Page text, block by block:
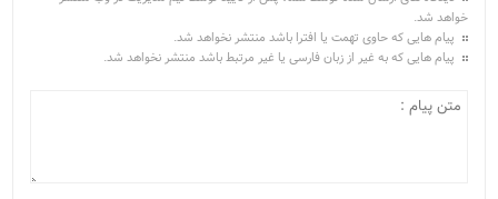
خواهد شد.
پیام هایی که حاوی تهمت یا افترا باشد منتشر نخواهد شد.
پیام هایی که به غیر از زبان فارسی یا غیر مرتبط باشد منتشر نخواهد شد.